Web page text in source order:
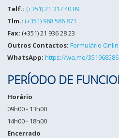
Telf.: (+351) 21 317 40 09
Tlm.: (+351) 968 586 871
Fax: (+351) 21 936 28 23
Outros Contactos: Formulário
WhatsApp: https://wa.me/
PERÍODO DE
Horário
09h00 - 13h00
14h00 - 18h00
Encerrado